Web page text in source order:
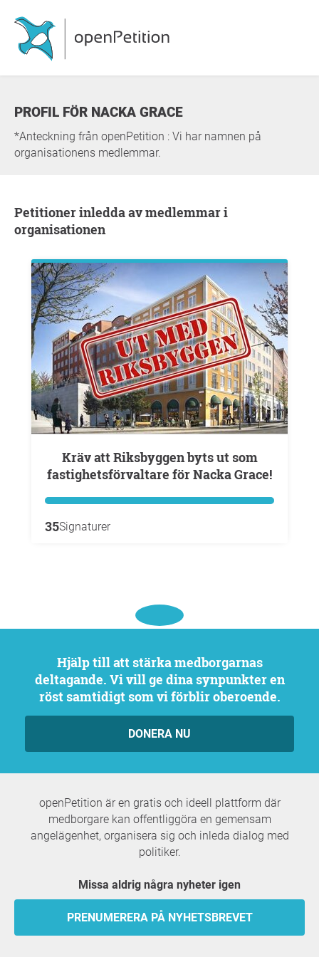
PROFIL FÖR NACKA GRACE
*Anteckning från openPetition : Vi har namnen på
organisationens medlemmar.
Petitioner inledda av medlemmar i
organisationen
Kräv att Riksbyggen byts ut som
fastighetsförvaltare för Nacka Grace!
35Signaturer
Hjälp till att stärka medborgarnas
deltagande. Vi vill ge dina synpunkter en
röst samtidigt som vi förblir oberoende.
DONERA NU
openPetition är en gratis och ideell plattform där
medborgare kan offentliggöra en gemensam
angelägenhet, organisera sig och inleda dialog med
politiker.
Missa aldrig några nyheter igen
PRENUMERERA PÅ NYHETSBREVET